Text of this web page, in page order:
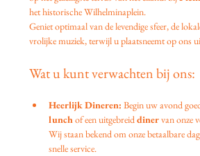
het historische Wilhelminaplein.
Geniet optimaal van de levendige sfeer, de
vrolijke muziek, terwijl u plaatsneemt op ons
Wat u kunt verwachten bij ons:
Heerlijk Dineren: Begin uw avond
lunch of een uitgebreid diner van onze
Wij staan bekend om onze betaalbare
snelle service.